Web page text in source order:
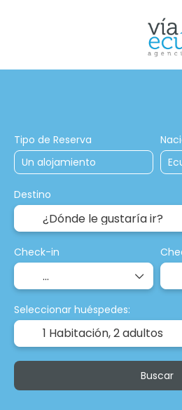
Tipo de Reserva
Destino
Check-in
Seleccionar huéspedes:
1 Habitación,2 adultos
Buscar